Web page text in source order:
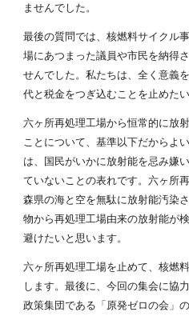
ませんでした。
最後の質問では、核燃料サイクル
場にあつまった議員や市民を納得
せんでした。私たちは、全く意義
代と税金をつぎ込むことを止めたい
六ヶ所再処理工場から恒常的に放
ことについて、基準以下だからよ
は、国民がいかに放射能を忌み嫌
ていないことの表れです。六ヶ所
森県の海と空を無駄に放射能汚染
物から再処理工場由来の放射能が
避けたいと思います。
六ヶ所再処理工場を止めて、核燃
します。最後に、今回の集会に協
政策集団である「原発ゼロの会」